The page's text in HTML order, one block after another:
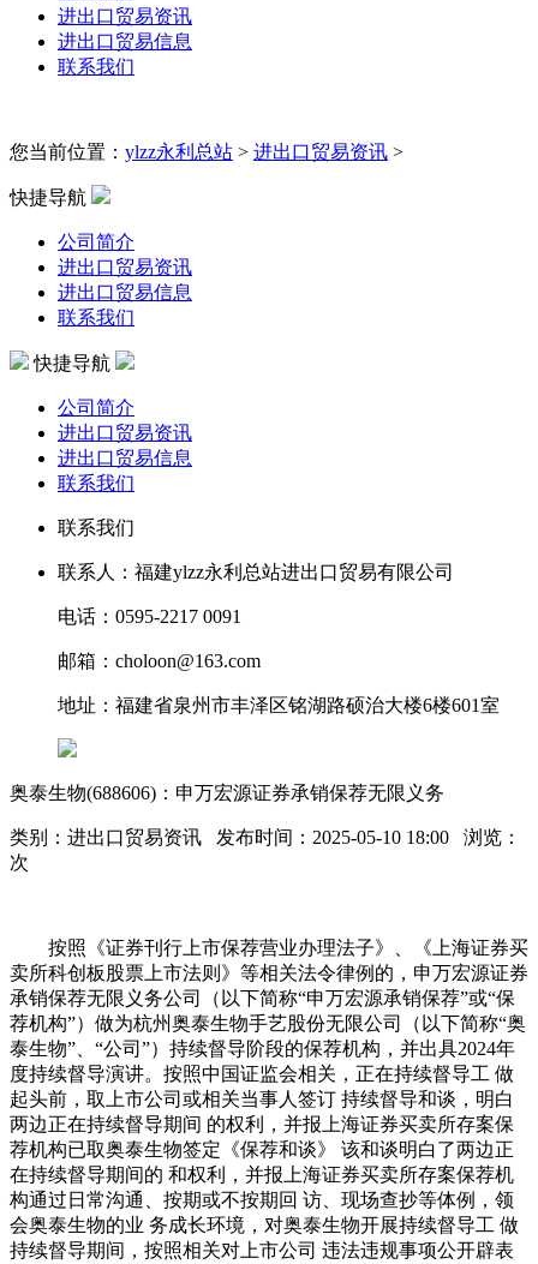
进出口贸易资讯
进出口贸易信息
联系我们
您当前位置： ylzz永利总站 > 进出口贸易资讯 >
快捷导航
公司简介
进出口贸易资讯
进出口贸易信息
联系我们
快捷导航
公司简介
进出口贸易资讯
进出口贸易信息
联系我们
联系我们
联系人：福建ylzz永利总站进出口贸易有限公司
电话：0595-2217 0091
邮箱：choloon@163.com
地址：福建省泉州市丰泽区铭湖路硕治大楼6楼601室
奥泰生物(688606)：申万宏源证券承销保荐无限义务
类别：进出口贸易资讯 发布时间：2025-05-10 18:00 浏览：
次
按照《证券刊行上市保荐营业办理法子》、《上海证券买
卖所科创板股票上市法则》等相关法令律例的，申万宏源证券
承销保荐无限义务公司（以下简称“申万宏源承销保荐”或“保
荐机构”）做为杭州奥泰生物手艺股份无限公司（以下简称“奥
泰生物”、“公司”）持续督导阶段的保荐机构，并出具2024年
度持续督导演讲。按照中国证监会相关，正在持续督导工 做
起头前，取上市公司或相关当事人签订 持续督导和谈，明白
两边正在持续督导期间 的权利，并报上海证券买卖所存案保
荐机构已取奥泰生物签定《保荐和谈》 该和谈明白了两边正
在持续督导期间的 和权利，并报上海证券买卖所存案保荐机
构通过日常沟通、按期或不按期回 访、现场查抄等体例，领
会奥泰生物的业 务成长环境，对奥泰生物开展持续督导工 做
持续督导期间，按照相关对上市公司 违法违规事项公开辟表